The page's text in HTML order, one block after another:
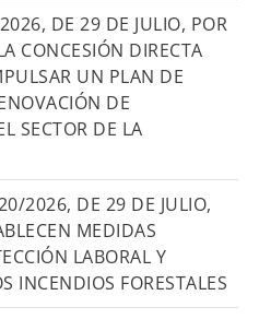
DE 29 DE JULIO, POR
CONCESIÓN DIRECTA
UN PLAN DE
DE
SECTOR DE LA
2026, DE 29 DE JULIO,
MEDIDAS
LABORAL Y
INCENDIOS FORESTALES